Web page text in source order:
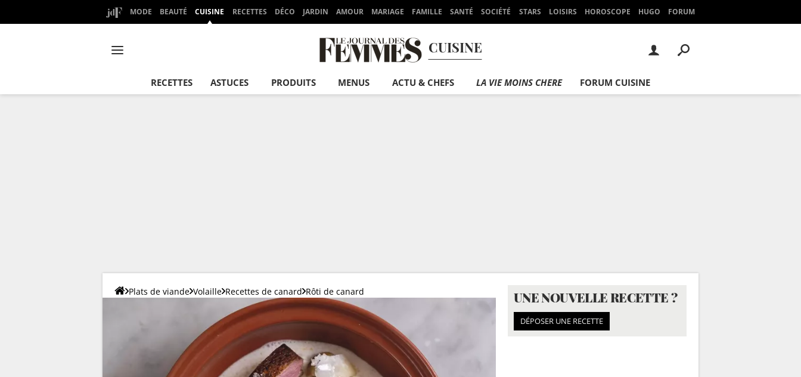
MODE BEAUTÉ CUISINE RECETTES DÉCO JARDIN AMOUR MARIAGE FAMILLE SANTÉ SOCIÉTÉ STARS LOISIRS HOROSCOPE HUGO FORUM
CUISINE
RECETTES ASTUCES PRODUITS MENUS ACTU & CHEFS LA VIE MOINS CHERE FORUM CUISINE
Plats de viande Volaille Recettes de canard Rôti de canard UNE NOUVELLE RECETTE ?
DÉPOSER UNE RECETTE